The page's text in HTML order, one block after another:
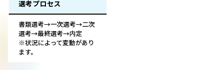
選考プロセス
書類選考→一次選考→二次
選考→最終選考→内定
※状況によって変動があり
ます。